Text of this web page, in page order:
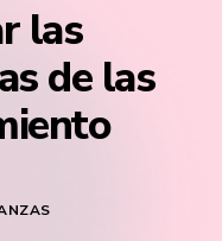
las
de las